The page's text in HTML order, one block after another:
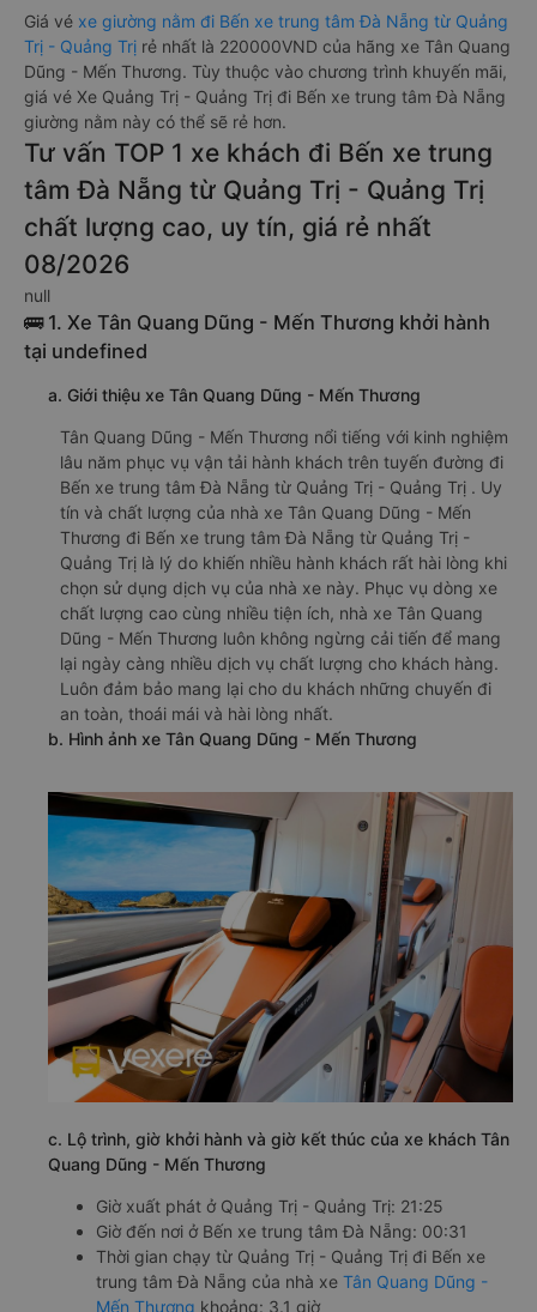
Giá vé xe giường nằm đi Bến xe trung tâm Đà Nẵng từ Quảng
Trị - Quảng Trị rẻ nhất là 220000VND của hãng xe Tân Quang
Dũng - Mến Thương. Tùy thuộc vào chương trình khuyến mãi,
giá vé Xe Quảng Trị - Quảng Trị đi Bến xe trung tâm Đà Nẵng
giường nằm này có thể sẽ rẻ hơn.
Tư vấn TOP 1 xe khách đi Bến xe trung
tâm Đà Nẵng từ Quảng Trị - Quảng Trị
chất lượng cao, uy tín, giá rẻ nhất
08/2026
null
🚌 1. Xe Tân Quang Dũng - Mến Thương khởi hành
tại undefined
a. Giới thiệu xe Tân Quang Dũng - Mến Thương
Tân Quang Dũng - Mến Thương nổi tiếng với kinh nghiệm
lâu năm phục vụ vận tải hành khách trên tuyến đường đi
Bến xe trung tâm Đà Nẵng từ Quảng Trị - Quảng Trị . Uy
tín và chất lượng của nhà xe Tân Quang Dũng - Mến
Thương đi Bến xe trung tâm Đà Nẵng từ Quảng Trị -
Quảng Trị là lý do khiến nhiều hành khách rất hài lòng khi
chọn sử dụng dịch vụ của nhà xe này. Phục vụ dòng xe
chất lượng cao cùng nhiều tiện ích, nhà xe Tân Quang
Dũng - Mến Thương luôn không ngừng cải tiến để mang
lại ngày càng nhiều dịch vụ chất lượng cho khách hàng.
Luôn đảm bảo mang lại cho du khách những chuyến đi
an toàn, thoái mái và hài lòng nhất.
b. Hình ảnh xe Tân Quang Dũng - Mến Thương
c. Lộ trình, giờ khởi hành và giờ kết thúc của xe khách Tân
Quang Dũng - Mến Thương
Giờ xuất phát ở Quảng Trị - Quảng Trị: 21:25
Giờ đến nơi ở Bến xe trung tâm Đà Nẵng: 00:31
Thời gian chạy từ Quảng Trị - Quảng Trị đi Bến xe
trung tâm Đà Nẵng của nhà xe Tân Quang Dũng -
Mến Thương khoảng: 3.1 giờ